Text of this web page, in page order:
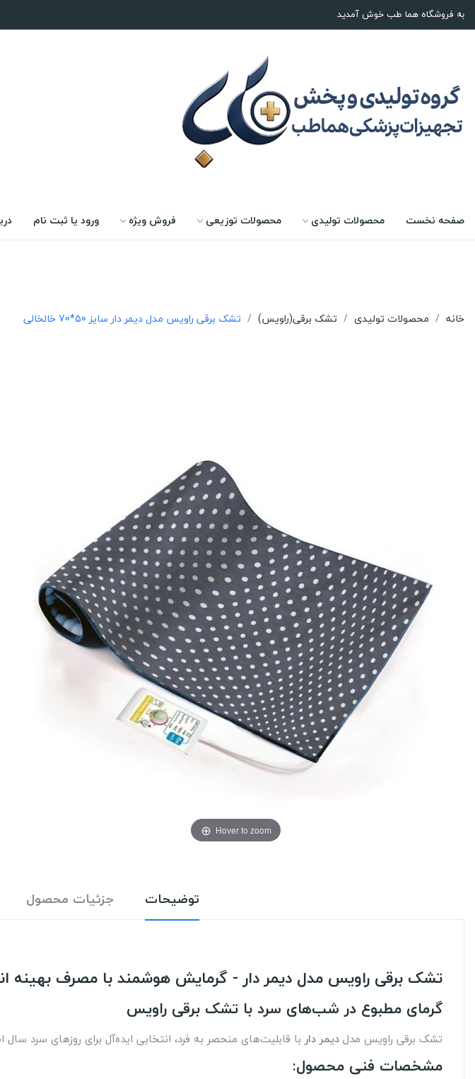
به فروشگاه هما طب خوش آمدید
صفحه نخست محصولات تولیدی محصولات توزیعی فروش ویژه ورود یا ثبت نام
خانه محصولات تولیدی تشک برقی(راویس) تشک برقی راویس مدل دیمر دار سایز 50*70 خالخالی
Hover to zoom
توضیحات جزئیات محصول
تشک برقی راویس مدل دیمر دار - گرمایش هوشمند با مصرف بهینه
گرمای مطبوع در شب‌های سرد با تشک برقی راویس
تشک برقی راویس مدلدیمر دار با قابلیت‌های منحصر به فرد، انتخابی ایده‌آل برای روزهای سرد
مشخصات فنی محصول: